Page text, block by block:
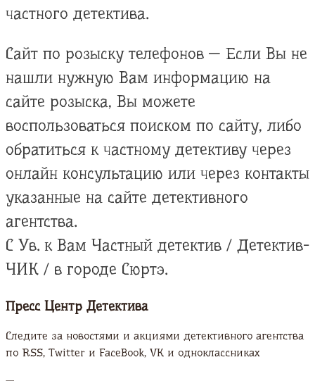
частного детектива.
Сайт по розыску телефонов — Если Вы не
нашли нужную Вам информацию на
сайте розыска, Вы можете
воспользоваться поиском по сайту, либо
обратиться к частному детективу через
онлайн консультацию или через контакты
указанные на сайте детективного
агентства.
С Ув. к Вам Частный детектив / Детектив-
ЧИК / в городе Сюртэ.
Пресс Центр Детектива
Следите за новостями и акциями детективного агентства
по RSS, Twitter и FaсeBook, VK и одноклассниках